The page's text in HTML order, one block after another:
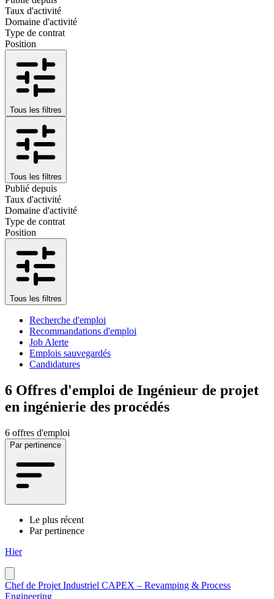
Taux d'activité
Domaine d'activité
Type de contrat
Position
Tous les filtres
Tous les filtres
Publié depuis
Taux d'activité
Domaine d'activité
Type de contrat
Position
Tous les filtres
Recherche d'emploi
Recommandations d'emploi
Job Alerte
Emplois sauvegardés
Candidatures
6 Offres d'emploi de Ingénieur de projet
en ingénierie des procédés
6 offres d'emploi
Par pertinence
Le plus récent
Par pertinence
Hier
Chef de Projet Industriel CAPEX – Revamping & Process
Engineering